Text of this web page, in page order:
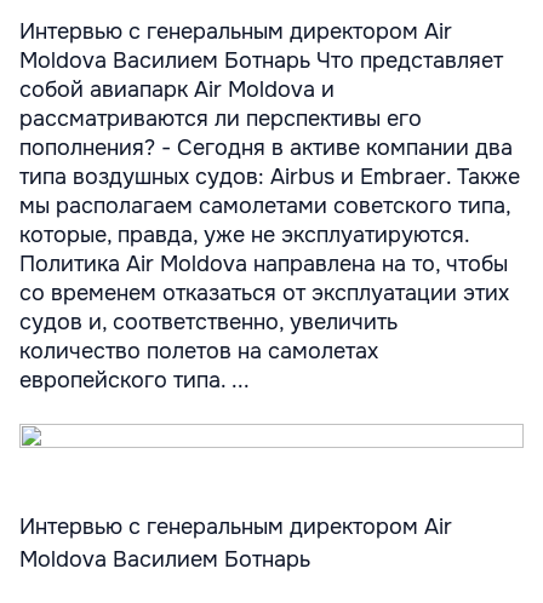
Интервью с генеральным директором Air
Moldova Василием Ботнарь Что представляет
собой авиапарк Air Moldova и
рассматриваются ли перспективы его
пополнения? - Сегодня в активе компании два
типа воздушных судов: Airbus и Embraer. Также
мы располагаем самолетами советского типа,
которые, правда, уже не эксплуатируются.
Политика Air Moldova направлена на то, чтобы
со временем отказаться от эксплуатации этих
судов и, соответственно, увеличить
количество полетов на самолетах
европейского типа. ...
Интервью с генеральным директором Air
Moldova Василием Ботнарь